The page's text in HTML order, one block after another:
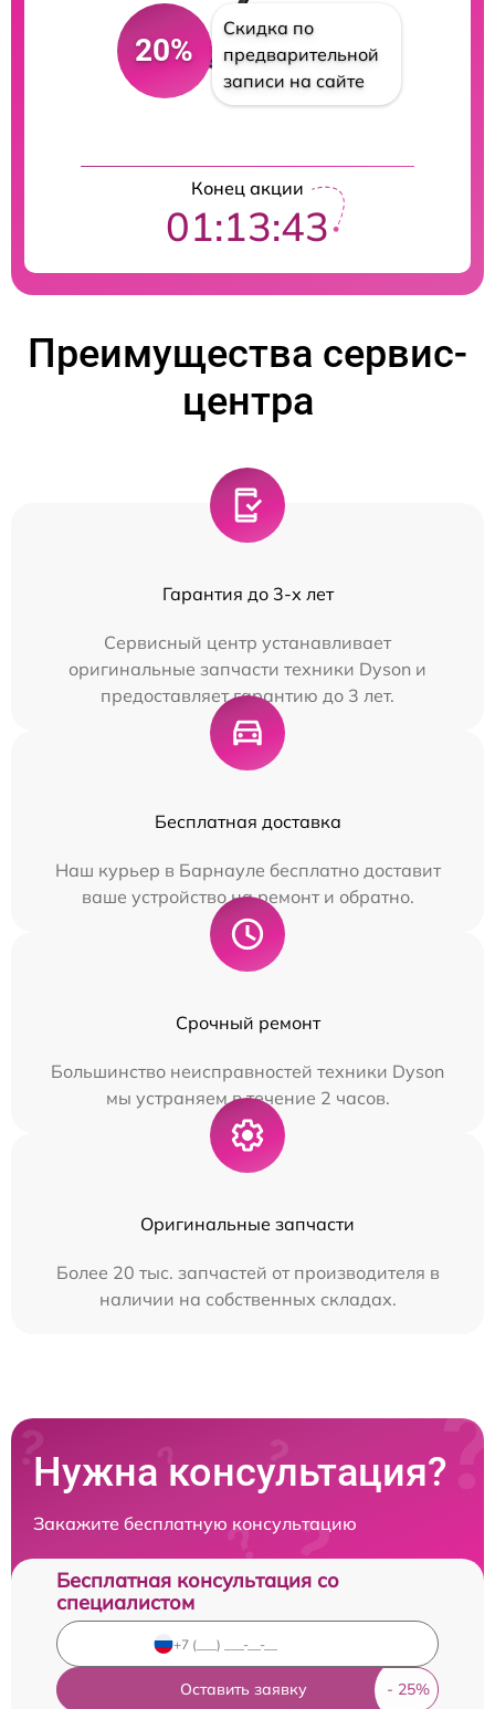
20%
Скидка по
предварительной
записи на сайте
Конец акции
01:13:42
Преимущества сервис-
центра
Гарантия до 3-х лет
Сервисный центр устанавливает
оригинальные запчасти техники Dyson и
предоставляет гарантию до 3 лет.
Бесплатная доставка
Наш курьер в Барнауле бесплатно доставит
ваше устройство на ремонт и обратно.
Срочный ремонт
Большинство неисправностей техники Dyson
мы устраняем в течение 2 часов.
Оригинальные запчасти
Более 20 тыс. запчастей от производителя в
наличии на собственных складах.
Нужна консультация?
Закажите бесплатную консультацию
Бесплатная консультация со
специалистом
Оставить заявку